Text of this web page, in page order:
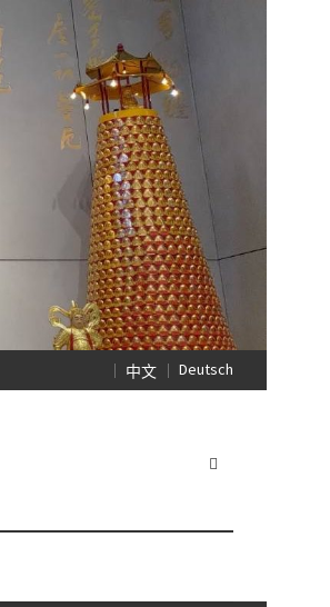
中文 Deutsch